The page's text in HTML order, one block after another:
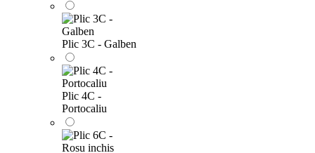
Plic 3C - Galben
Plic 4C -
Portocaliu